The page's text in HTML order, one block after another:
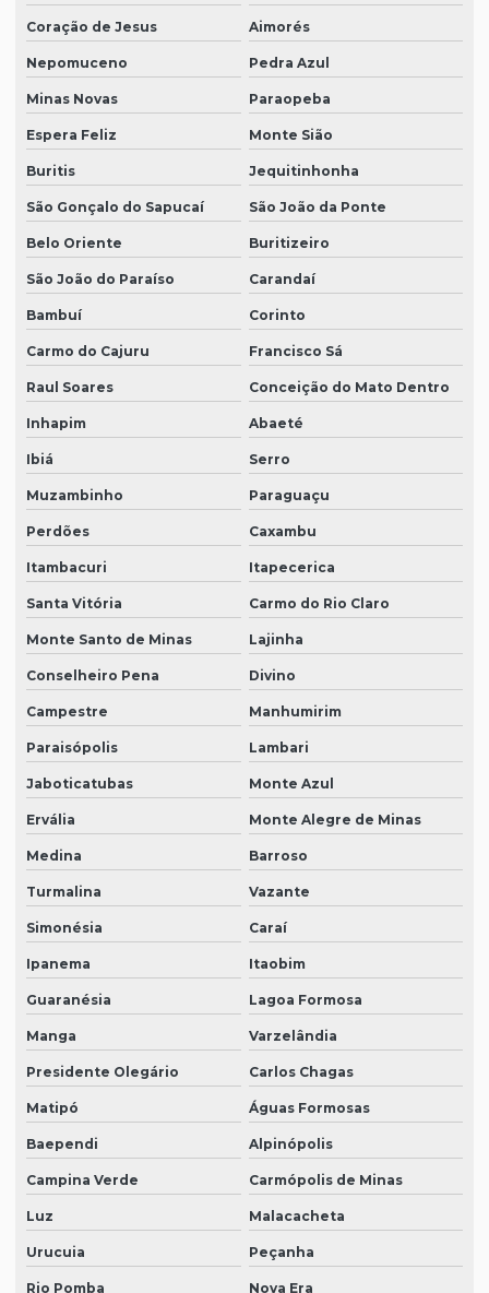
Coração de Jesus Aimorés
Nepomuceno Pedra Azul
Minas Novas Paraopeba
Espera Feliz Monte Sião
Buritis Jequitinhonha
São Gonçalo do Sapucaí São João da Ponte
Belo Oriente Buritizeiro
São João do Paraíso Carandaí
Bambuí Corinto
Carmo do Cajuru Francisco Sá
Raul Soares Conceição do Mato Dentro
Inhapim Abaeté
Ibiá Serro
Muzambinho Paraguaçu
Perdões Caxambu
Itambacuri Itapecerica
Santa Vitória Carmo do Rio Claro
Monte Santo de Minas Lajinha
Conselheiro Pena Divino
Campestre Manhumirim
Paraisópolis Lambari
Jaboticatubas Monte Azul
Ervália Monte Alegre de Minas
Medina Barroso
Turmalina Vazante
Simonésia Caraí
Ipanema Itaobim
Guaranésia Lagoa Formosa
Manga Varzelândia
Presidente Olegário Carlos Chagas
Matipó Águas Formosas
Baependi Alpinópolis
Campina Verde Carmópolis de Minas
Luz Malacacheta
Urucuia Peçanha
Rio Pomba Nova Era